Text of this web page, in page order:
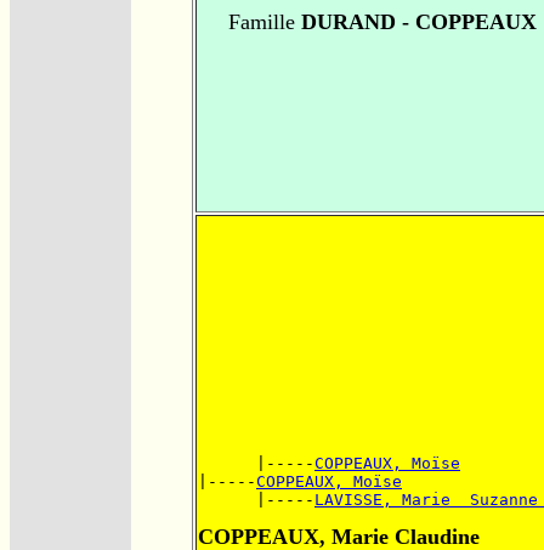
FamilleDURAND - COPPEAUX
      |-----
COPPEAUX, Moïse
|-----COPPEAUX, Moïse
      |-----
LAVISSE, Marie
COPPEAUX, Marie Claudine